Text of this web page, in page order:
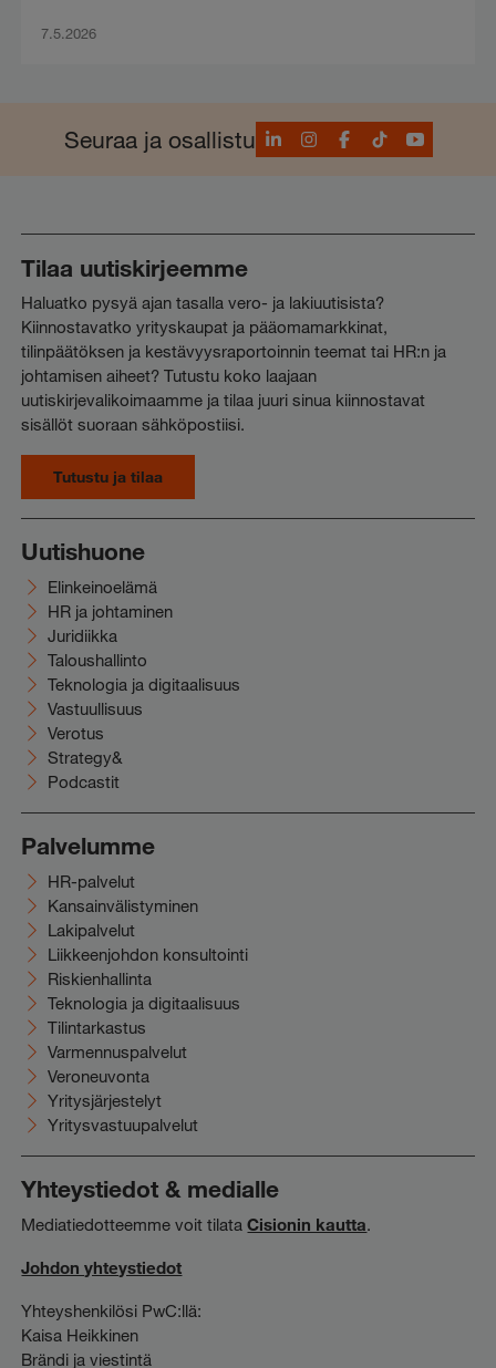
7.5.2026
Seuraa ja osallistuLinkedInInstagram
Facebook
TikTokYouTube
Tilaa uutiskirjeemme
Haluatko pysyä ajan tasalla vero- ja lakiuutisista?
Kiinnostavatko yrityskaupat ja pääomamarkkinat,
tilinpäätöksen ja kestävyysraportoinnin teemat tai HR:n ja
johtamisen aiheet? Tutustu koko laajaan
uutiskirjevalikoimaamme ja tilaa juuri sinua kiinnostavat
sisällöt suoraan sähköpostiisi.
Tutustu ja tilaa
Uutishuone
Elinkeinoelämä
HR ja johtaminen
Juridiikka
Taloushallinto
Teknologia ja digitaalisuus
Vastuullisuus
Verotus
Strategy&
Podcastit
Palvelumme
HR-palvelut
Kansainvälistyminen
Lakipalvelut
Liikkeenjohdon konsultointi
Riskienhallinta
Teknologia ja digitaalisuus
Tilintarkastus
Varmennuspalvelut
Veroneuvonta
Yritysjärjestelyt
Yritysvastuupalvelut
Yhteystiedot & medialle
Mediatiedotteemme voit tilataCisionin kautta.
Johdon yhteystiedot
Yhteyshenkilösi PwC:llä:
Kaisa Heikkinen
Brändi ja viestintä